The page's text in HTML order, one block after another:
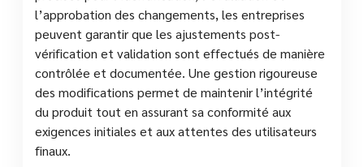
l’approbation des changements, les entreprises
peuvent garantir que les ajustements post-
vérification et validation sont effectués de manière
contrôlée et documentée. Une gestion rigoureuse
des modifications permet de maintenir l’intégrité
du produit tout en assurant sa conformité aux
exigences initiales et aux attentes des utilisateurs
finaux.